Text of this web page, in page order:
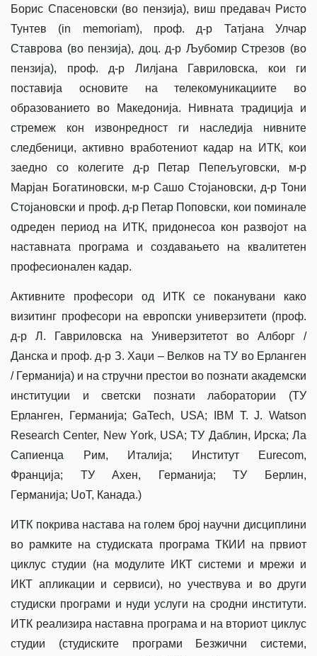
Борис Спасеновски (во пензија), виш предавач Ристо
Тунтев (in memoriam), проф. д-р Татјана Улчар
Ставрова (во пензија), доц. д-р Љубомир Стрезов (во
пензија), проф. д-р Лилјана Гавриловска, кои ги
поставија основите на телекомуникациите во
образованието во Македонија. Нивната традиција и
стремеж кон извонредност ги наследија нивните
следбеници, активно вработениот кадар на ИТК, кои
заедно со колегите д-р Петар Пепељуговски, м-р
Марјан Богатиновски, м-р Сашо Стојановски, д-р Тони
Стојановски и проф. д-р Петар Поповски, кои поминале
одреден период на ИТК, придонесоа кон развојот на
наставната програма и создавањето на квалитетен
професионален кадар.
Активните професори од ИТК се поканувани како
визитинг професори на европски универзитети (проф.
д-р Л. Гавриловска на Универзитетот во Алборг /
Данска и проф. д-р З. Хаџи – Велков на ТУ во Ерланген
/ Германија) и на стручни престои во познати академски
институции и светски познати лаборатории (ТУ
Ерланген, Германија; GaTech, USA; IBM T. J. Watson
Research Center, New Yоrk, USA; ТУ Даблин, Ирска; Ла
Сапиенца Рим, Италија; Институт Eurecom,
Франција; ТУ Ахен, Германија; ТУ Берлин,
Германија; UoT, Канада.)
ИТК покрива настава на голем број научни дисциплини
во рамките на студиската програма ТКИИ на првиот
циклус студии (на модулите ИКТ системи и мрежи и
ИКТ апликации и сервиси), но учествува и во други
студиски програми и нуди услуги на сродни институти.
ИТК реализира наставна програма и на вториот циклус
студии (студиските програми Безжични системи,